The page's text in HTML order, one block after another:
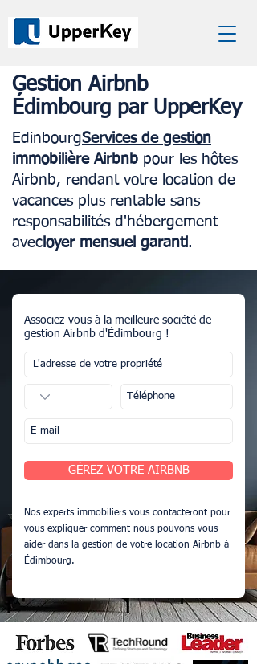
Gestion Airbnb
Édimbourg par UpperKey
EdinbourgServices de gestion
immobilière Airbnb pour les hôtes
Airbnb, rendant votre location de
vacances plus rentable sans
responsabilités d'hébergement
avec loyer mensuel garanti.
Associez-vous à la meilleure société de
gestion Airbnb d'Édimbourg !
GÉREZ VOTRE AIRBNB
Nos experts immobiliers vous contacteront pour
vous expliquer comment nous pouvons vous
aider dans la gestion de votre location Airbnb à
Édimbourg.